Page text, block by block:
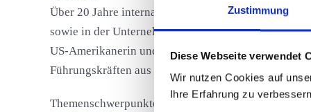
Zustimmung
Diese Webseite verwendet
Wir nutzen Cookies auf
Ihre Erfahrung zu
Über 20 Jahre internationale Führungserfahrung in
sowie in der Unternehmensberatung. Zusätzliche
US-Amerikanerin und Schweizerin – seit über 20
Führungskräften aus verschiedenen Branchen,
Themenschwerpunkte bei ATV